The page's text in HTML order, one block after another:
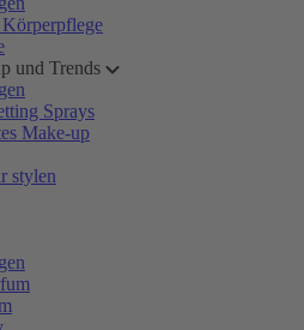
und Trends
Sprays
Make-up
stylen